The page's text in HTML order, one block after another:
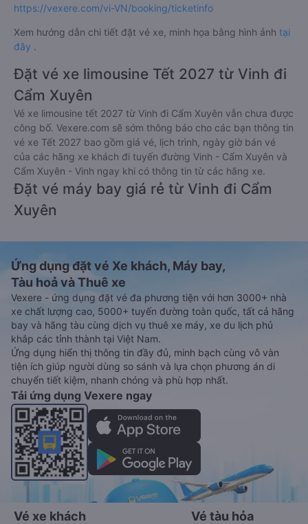
https://vexere.com/vi-VN/booking/ticketinfo
Xem hướng dẫn chi tiết đặt vé xe, minh họa bằng hình ảnh tại
đây .
Đặt vé xe limousine Tết 2027 từ Vinh đi
Cẩm Xuyên
Vé xe limousine tết 2027 từ Vinh đi Cẩm Xuyên vẫn chưa được
công bố. Vexere.com sẽ sớm thông báo cho các bạn thông tin
vé xe Tết 2027 bao gồm giá vé, lịch trình, ngày giờ bán vé
của các hãng xe khách đi tuyến đường Vinh - Cẩm Xuyên và
Cẩm Xuyên - Vinh ngay khi có thông tin từ các hãng xe.
Đặt vé máy bay giá rẻ từ Vinh đi Cẩm
Xuyên
Ứng dụng đặt vé Xe khách, Máy bay,
Tàu hoả và Thuê xe
Vexere - ứng dụng đặt vé đa phương tiện với hơn 3000+ nhà
xe chất lượng cao, 5000+ tuyến đường toàn quốc, tất cả hãng
bay và hãng tàu cùng dịch vụ thuê xe máy, xe du lịch phủ
khắp các tỉnh thành tại Việt Nam.
Ứng dụng hiển thị thông tin đầy đủ, minh bạch cùng vô vàn
tiện ích giúp người dùng so sánh và lựa chọn phương án di
chuyển tiết kiệm, nhanh chóng và phù hợp nhất.
Tải ứng dụng Vexere ngay
Vé xe khách Vé tàu hỏa